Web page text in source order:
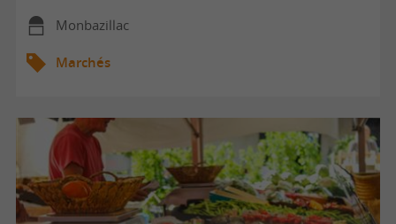
Monbazillac
Marchés